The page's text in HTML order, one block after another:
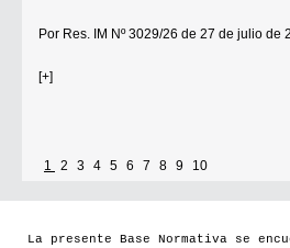
Por Res. IM Nº 3029/26 de 27 de julio de
[+]
1 2 3 4 5 6 7 8 9 10
La presente Base Normativa se